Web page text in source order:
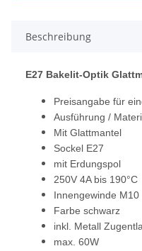
Beschreibung
E27 Bakelit-Optik
Preisangabe für
Ausführung /
Mit Glattmantel
Sockel E27
mit Erdungspol
250V 4A bis 190°C
Innengewinde M10
Farbe schwarz
inkl. Metall
max. 60W